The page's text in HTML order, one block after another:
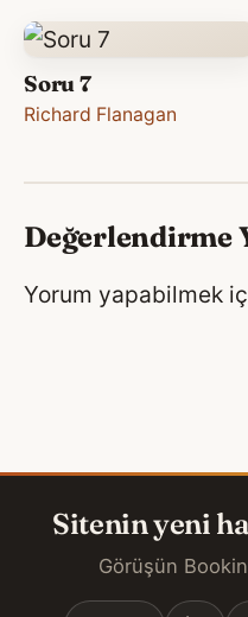
Soru 7
Richard Flanagan
Değerlendirme
Yorum yapabilmek
Sitenin yeni
Görüşün